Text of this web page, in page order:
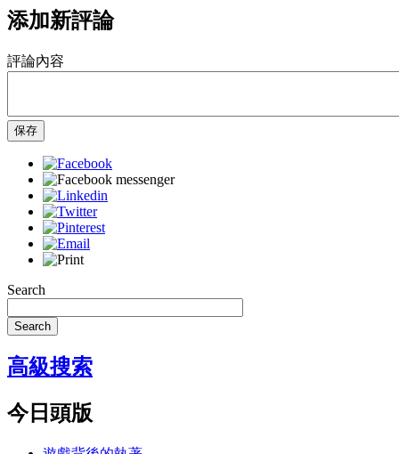
添加新評論
評論內容
保存
Search
Search
高級搜索
今日頭版